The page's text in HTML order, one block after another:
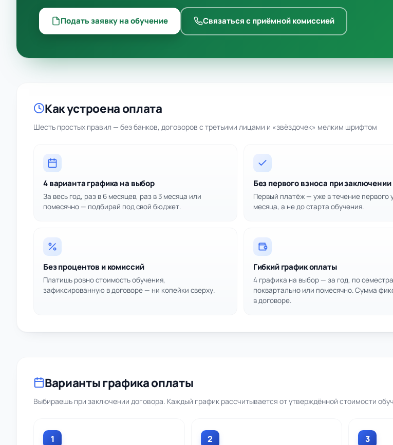
Подать заявку на обучение Связаться с приёмной комиссией
Как устроена оплата
Шесть простых правил — без банков, договоров с третьими лицами и «звёздочек» мелким шрифтом
4 варианта графика на выбор
За весь год, раз в 6 месяцев, раз в 3 месяца или
помесячно — подбирай под свой бюджет.
Без первого взноса при
Первый платёж — уже в течение первого
месяца, а не до старта обучения.
Без процентов и комиссий
Платишь ровно стоимость обучения,
зафиксированную в договоре — ни копейки сверху.
Гибкий график оплаты
4 графика на выбор — за год, по
поквартально или помесячно. Сумма
в договоре.
Варианты графика оплаты
Выбираешь при заключении договора. Каждый график рассчитывается от утверждённой стоимости
1 2 3